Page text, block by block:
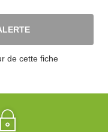
de cette fiche